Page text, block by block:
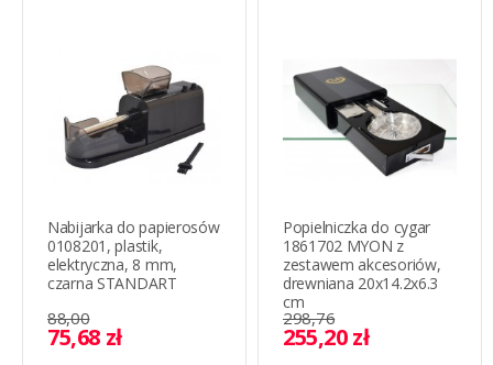
Nabijarka do papierosów
0108201, plastik,
elektryczna, 8 mm,
czarna STANDART
88,00
75,68 zł
Popielniczka do cygar
1861702 MYON z
zestawem akcesoriów,
drewniana 20x14.2x6.3
cm
298,76
255,20 zł